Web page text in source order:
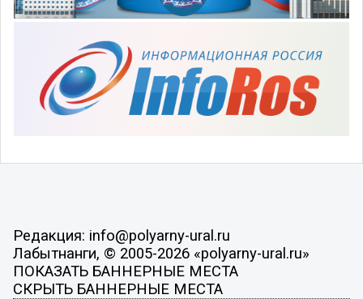
Редакция: info@polyarny-ural.ru
Лабытнанги, © 2005-2026 «polyarny-ural.ru»
ПОКАЗАТЬ БАННЕРНЫЕ МЕСТА
СКРЫТЬ БАННЕРНЫЕ МЕСТА